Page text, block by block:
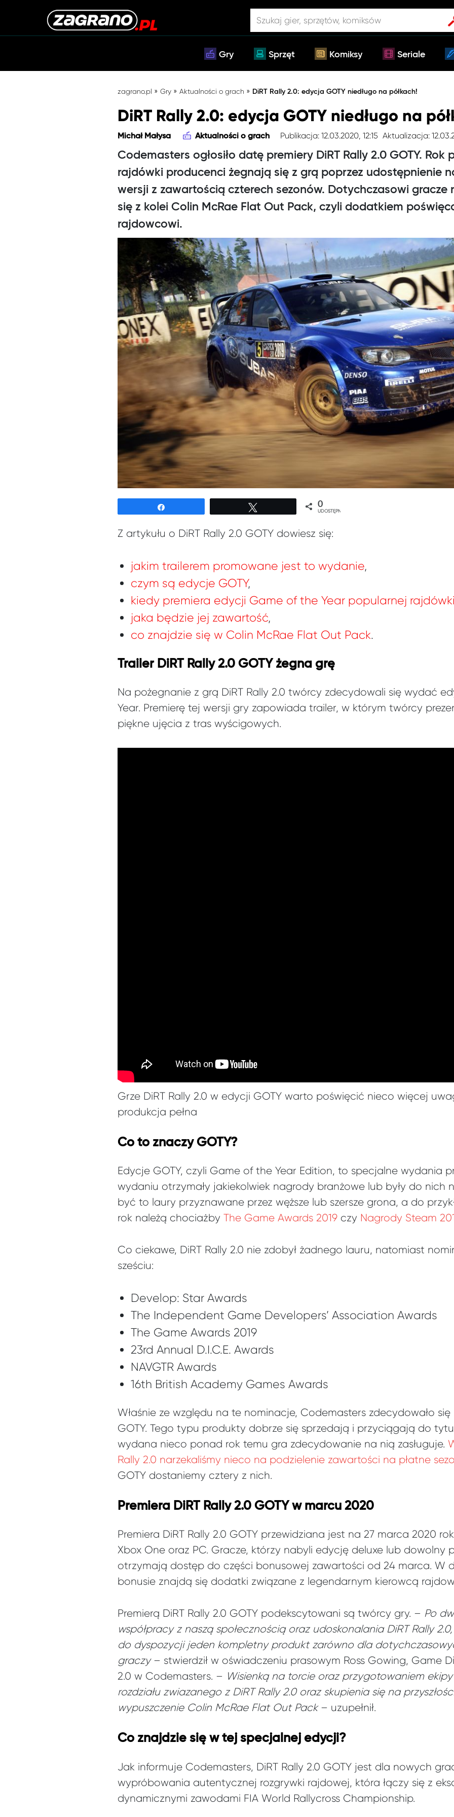
Gry Sprzęt Komiksy Seriale
zagrano.pl » Gry » Aktualności o grach » DiRT Rally 2.0: edycja GOTY niedługo na półkach!
DiRT Rally 2.0: edycja GOTY niedługo na
Michał Małysa Aktualności o grach Publikacja: 12.03.2020, 12:15 Aktualizacja:
Codemasters ogłosiło datę premiery DiRT Rally 2.0 GOTY. Rok
rajdówki producenci żegnają się z grą poprzez udostępnienie
wersji z zawartością czterech sezonów. Dotychczasowi gracze
się z kolei Colin McRae Flat Out Pack, czyli dodatkiem
rajdowcowi.
0
UDOSTĘPNIEŃ
Z artykułu o DiRT Rally 2.0 GOTY dowiesz się:
jakim trailerem promowane jest to wydanie,
czym są edycje GOTY,
kiedy premiera edycji Game of the Year popularnej
jaka będzie jej zawartość,
co znajdzie się w Colin McRae Flat Out Pack.
Trailer DiRT Rally 2.0 GOTY żegna grę
Na pożegnanie z grą DiRT Rally 2.0 twórcy zdecydowali się wydać
Year. Premierę tej wersji gry zapowiada trailer, w którym twórcy
piękne ujęcia z tras wyścigowych.
Grze DiRT Rally 2.0 w edycji GOTY warto poświęcić nieco więcej
produkcja pełna
Co to znaczy GOTY?
Edycje GOTY, czyli Game of the Year Edition, to specjalne wydania
wydaniu otrzymały jakiekolwiek nagrody branżowe lub były do nich
być to laury przyznawane przez węższe lub szersze grona, a do
rok należą chociażby The Game Awards 2019 czy Nagrody Steam
Co ciekawe, DiRT Rally 2.0 nie zdobył żadnego lauru, natomiast
sześciu:
Develop: Star Awards
The Independent Game Developers’ Association Awards
The Game Awards 2019
23rd Annual D.I.C.E. Awards
NAVGTR Awards
16th British Academy Games Awards
Właśnie ze względu na te nominacje, Codemasters zdecydowało
GOTY. Tego typu produkty dobrze się sprzedają i przyciągają do
wydana nieco ponad rok temu gra zdecydowanie na nią zasługuje.
Rally 2.0 narzekaliśmy nieco na podzielenie zawartości na płatne
GOTY dostaniemy cztery z nich.
Premiera DiRT Rally 2.0 GOTY w marcu 2020
Premiera DiRT Rally 2.0 GOTY przewidziana jest na 27 marca 2020
Xbox One oraz PC. Gracze, którzy nabyli edycję deluxe lub dowolny
otrzymają dostęp do części bonusowej zawartości od 24 marca. W
bonusie znajdą się dodatki związane z legendarnym kierowcą
Premierą DiRT Rally 2.0 GOTY podekscytowani są twórcy gry. – Po
współpracy z naszą społecznością oraz udoskonalania DiRT Rally
do dyspozycji jeden kompletny produkt zarówno dla
graczy– stwierdził w oświadczeniu prasowym Ross Gowing, Game
2.0 w Codemasters. – Wisienką na torcie oraz przygotowaniem
rozdziału zwiazanego z DiRT Rally 2.0 oraz skupienia się na
wypuszczenie Colin McRae Flat Out Pack– uzupełnił.
Co znajdzie się w tej specjalnej edycji?
Jak informuje Codemasters, DiRT Rally 2.0 GOTY jest dla nowych
wypróbowania autentycznej rozgrywki rajdowej, która łączy się z
dynamicznymi zawodami FIA World Rallycross Championship.